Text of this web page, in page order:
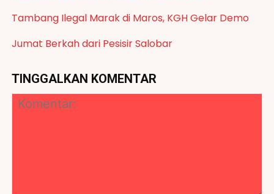
Tambang Ilegal Marak di Maros, KGH Gelar Demo
Jumat Berkah dari Pesisir Salobar
TINGGALKAN KOMENTAR